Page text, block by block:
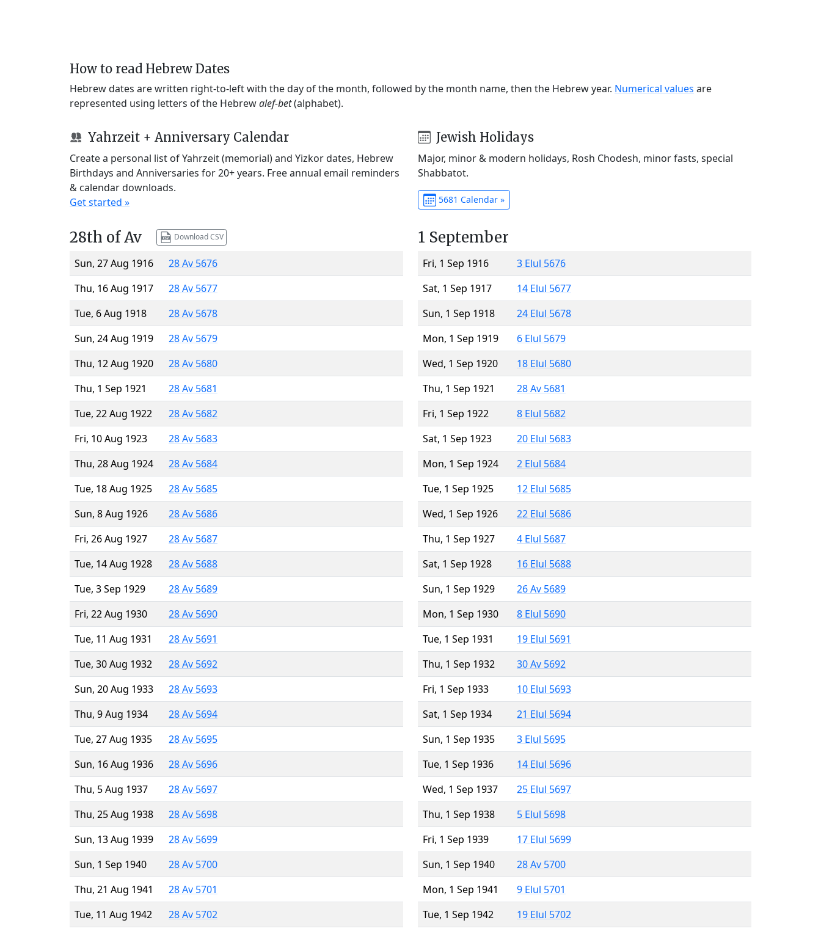
How to read Hebrew Dates
Hebrew dates are written right-to-left with the day of the month, followed by the month name, then the Hebrew year. Numerical values are
represented using letters of the Hebrewalef-bet(alphabet).
Yahrzeit + Anniversary Calendar
Create a personal list of Yahrzeit (memorial) and Yizkor dates, Hebrew
Birthdays and Anniversaries for 20+ years. Free annual email reminders
& calendar downloads.
Get started »
Jewish Holidays
Major, minor & modern holidays, Rosh Chodesh, minor fasts, special
Shabbatot.
5681 Calendar »
28th of Av Download CSV
Sun, 27 Aug 1916
28 Av 5676
Thu, 16 Aug 1917
28 Av 5677
Tue, 6 Aug 1918
28 Av 5678
Sun, 24 Aug 1919
28 Av 5679
Thu, 12 Aug 1920
28 Av 5680
Thu, 1 Sep 1921
28 Av 5681
Tue, 22 Aug 1922
28 Av 5682
Fri, 10 Aug 1923
28 Av 5683
Thu, 28 Aug 1924
28 Av 5684
Tue, 18 Aug 1925
28 Av 5685
Sun, 8 Aug 1926
28 Av 5686
Fri, 26 Aug 1927
28 Av 5687
Tue, 14 Aug 1928
28 Av 5688
Tue, 3 Sep 1929
28 Av 5689
Fri, 22 Aug 1930
28 Av 5690
Tue, 11 Aug 1931
28 Av 5691
Tue, 30 Aug 1932
28 Av 5692
Sun, 20 Aug 1933
28 Av 5693
Thu, 9 Aug 1934
28 Av 5694
Tue, 27 Aug 1935
28 Av 5695
Sun, 16 Aug 1936
28 Av 5696
Thu, 5 Aug 1937
28 Av 5697
Thu, 25 Aug 1938
28 Av 5698
Sun, 13 Aug 1939
28 Av 5699
Sun, 1 Sep 1940
28 Av 5700
Thu, 21 Aug 1941
28 Av 5701
Tue, 11 Aug 1942
28 Av 5702
1 September
Fri, 1 Sep 1916
3 Elul 5676
Sat, 1 Sep 1917
14 Elul 5677
Sun, 1 Sep 1918
24 Elul 5678
Mon, 1 Sep 1919
6 Elul 5679
Wed, 1 Sep 1920
18 Elul 5680
Thu, 1 Sep 1921
28 Av 5681
Fri, 1 Sep 1922
8 Elul 5682
Sat, 1 Sep 1923
20 Elul 5683
Mon, 1 Sep 1924
2 Elul 5684
Tue, 1 Sep 1925
12 Elul 5685
Wed, 1 Sep 1926
22 Elul 5686
Thu, 1 Sep 1927
4 Elul 5687
Sat, 1 Sep 1928
16 Elul 5688
Sun, 1 Sep 1929
26 Av 5689
Mon, 1 Sep 1930
8 Elul 5690
Tue, 1 Sep 1931
19 Elul 5691
Thu, 1 Sep 1932
30 Av 5692
Fri, 1 Sep 1933
10 Elul 5693
Sat, 1 Sep 1934
21 Elul 5694
Sun, 1 Sep 1935
3 Elul 5695
Tue, 1 Sep 1936
14 Elul 5696
Wed, 1 Sep 1937
25 Elul 5697
Thu, 1 Sep 1938
5 Elul 5698
Fri, 1 Sep 1939
17 Elul 5699
Sun, 1 Sep 1940
28 Av 5700
Mon, 1 Sep 1941
9 Elul 5701
Tue, 1 Sep 1942
19 Elul 5702